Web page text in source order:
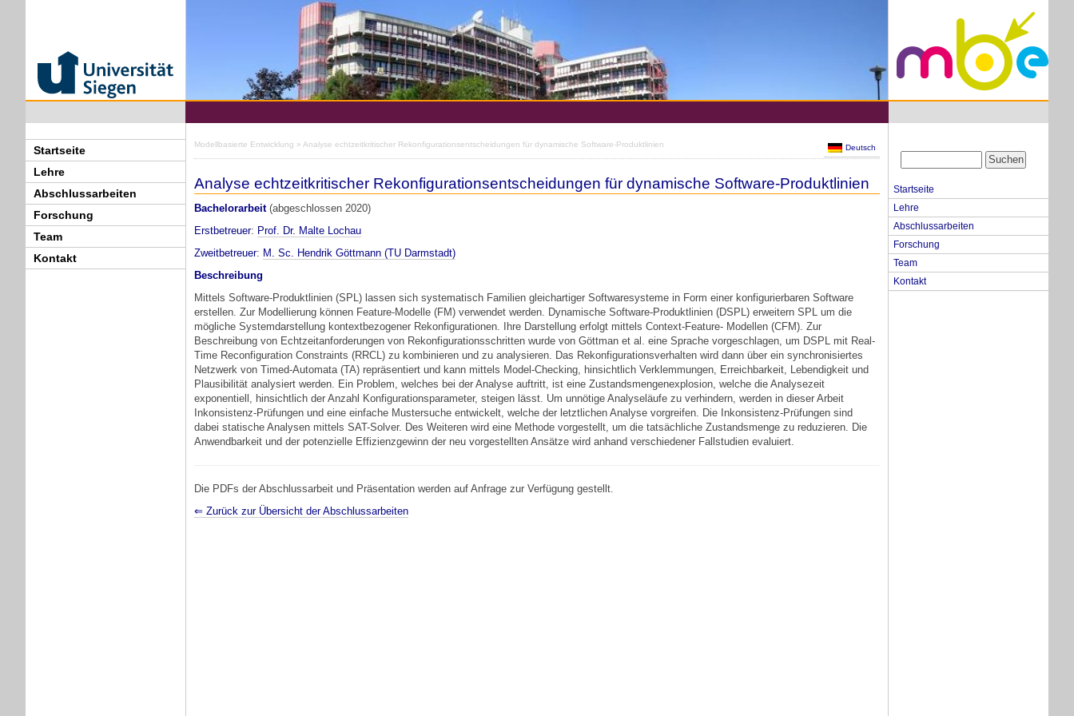
Startseite
Lehre
Abschlussarbeiten
Forschung
Team
Kontakt
Modellbasierte Entwicklung » Analyse echtzeitkritischer Rekonfigurationsentscheidungen für dynamische Software-Produktlinien Deutsch
Analyse echtzeitkritischer Rekonfigurationsentscheidungen für dynamische Software-Produktlinien
Bachelorarbeit(abgeschlossen 2020)
Erstbetreuer: Prof. Dr. Malte Lochau
Zweitbetreuer: M. Sc. Hendrik Göttmann (TU Darmstadt)
Beschreibung
Mittels Software-Produktlinien (SPL) lassen sich systematisch Familien gleichartiger Softwaresysteme in Form einer konfigurierbaren Software
erstellen. Zur Modellierung können Feature-Modelle (FM) verwendet werden. Dynamische Software-Produktlinien (DSPL) erweitern SPL um die
mögliche Systemdarstellung kontextbezogener Rekonfigurationen. Ihre Darstellung erfolgt mittels Context-Feature- Modellen (CFM). Zur
Beschreibung von Echtzeitanforderungen von Rekonfigurationsschritten wurde von Göttman et al. eine Sprache vorgeschlagen, um DSPL mit Real-
Time Reconfiguration Constraints (RRCL) zu kombinieren und zu analysieren. Das Rekonfigurationsverhalten wird dann über ein synchronisiertes
Netzwerk von Timed-Automata (TA) repräsentiert und kann mittels Model-Checking, hinsichtlich Verklemmungen, Erreichbarkeit, Lebendigkeit und
Plausibilität analysiert werden. Ein Problem, welches bei der Analyse auftritt, ist eine Zustandsmengenexplosion, welche die Analysezeit
exponentiell, hinsichtlich der Anzahl Konfigurationsparameter, steigen lässt. Um unnötige Analyseläufe zu verhindern, werden in dieser Arbeit
Inkonsistenz-Prüfungen und eine einfache Mustersuche entwickelt, welche der letztlichen Analyse vorgreifen. Die Inkonsistenz-Prüfungen sind
dabei statische Analysen mittels SAT-Solver. Des Weiteren wird eine Methode vorgestellt, um die tatsächliche Zustandsmenge zu reduzieren. Die
Anwendbarkeit und der potenzielle Effizienzgewinn der neu vorgestellten Ansätze wird anhand verschiedener Fallstudien evaluiert.
Die PDFs der Abschlussarbeit und Präsentation werden auf Anfrage zur Verfügung gestellt.
⇐ Zurück zur Übersicht der Abschlussarbeiten
Startseite
Lehre
Abschlussarbeiten
Forschung
Team
Kontakt